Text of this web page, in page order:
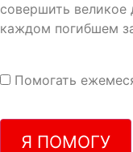
совершить великое
каждом погибшем
Помогать
Я ПОМОГУ